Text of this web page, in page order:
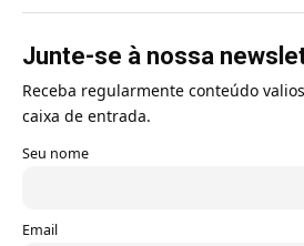
Junte-se à nossa
Receba regularmente conteúdo
caixa de entrada.
Seu nome
Email